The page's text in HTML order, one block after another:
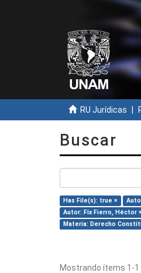
RU Jurídicas
Buscar
Has File(s): true ×
Autor: Fix Fierro, Héctor ×
Materia: Derecho
Mostrando ítems 1-1